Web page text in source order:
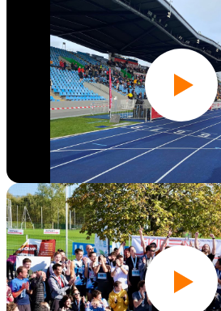
Édition 2024
Édition 2023